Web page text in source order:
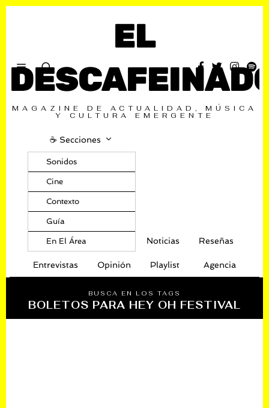
EL
MAGAZINE DE ACTUALIDAD, MÚSICA
Y CULTURA EMERGENTE
☕️ Secciones
Sonidos
Cine
Contexto
Guía
En El Área Noticias Reseñas
Entrevistas Opinión Playlist Agencia
BUSCA EN LOS TAGS
BOLETOS PARA HEY OH FESTIVAL